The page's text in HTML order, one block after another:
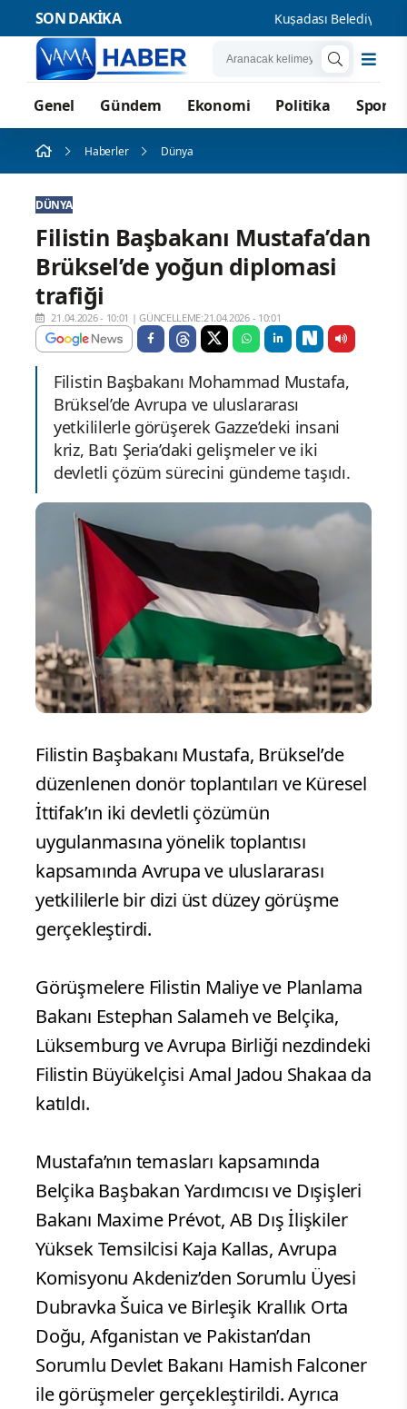
SON DAKİKA Kuşadası Belediyesi’ne
Genel Gündem Ekonomi Politika Spor
Haberler Dünya
DÜNYA
Filistin Başbakanı Mustafa’dan
Brüksel’de yoğun diplomasi
trafiği
21.04.2026 - 10:01 |GÜNCELLEME:21.04.2026 - 10:01
Filistin Başbakanı Mohammad Mustafa,
Brüksel’de Avrupa ve uluslararası
yetkililerle görüşerek Gazze’deki insani
kriz, Batı Şeria’daki gelişmeler ve iki
devletli çözüm sürecini gündeme taşıdı.
Filistin Başbakanı Mustafa, Brüksel’de
düzenlenen donör toplantıları ve Küresel
İttifak’ın iki devletli çözümün
uygulanmasına yönelik toplantısı
kapsamında Avrupa ve uluslararası
yetkililerle bir dizi üst düzey görüşme
gerçekleştirdi.
Görüşmelere Filistin Maliye ve Planlama
Bakanı Estephan Salameh ve Belçika,
Lüksemburg ve Avrupa Birliği nezdindeki
Filistin Büyükelçisi Amal Jadou Shakaa da
katıldı.
Mustafa’nın temasları kapsamında
Belçika Başbakan Yardımcısı ve Dışişleri
Bakanı Maxime Prévot, AB Dış İlişkiler
Yüksek Temsilcisi Kaja Kallas, Avrupa
Komisyonu Akdeniz’den Sorumlu Üyesi
Dubravka Šuica ve Birleşik Krallık Orta
Doğu, Afganistan ve Pakistan’dan
Sorumlu Devlet Bakanı Hamish Falconer
ile görüşmeler gerçekleştirildi. Ayrıca